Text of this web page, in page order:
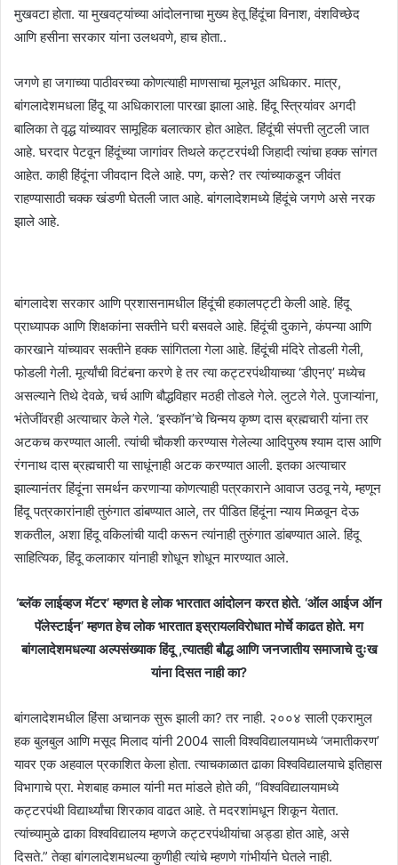
मुखवटा होता. या मुखवट्यांच्या आंदोलनाचा मुख्य हेतू हिंदूंचा विनाश, वंशविच्छेद
आणि हसीना सरकार यांना उलथवणे, हाच होता..
जगणे हा जगाच्या पाठीवरच्या कोणत्याही माणसाचा मूलभूत अधिकार. मात्र,
बांगलादेशमधला हिंदू या अधिकाराला पारखा झाला आहे. हिंदू स्त्रियांवर अगदी
बालिका ते वृद्ध यांच्यावर सामूहिक बलात्कार होत आहेत. हिंदूंची संपत्ती लुटली जात
आहे. घरदार पेटवून हिंदूंच्या जागांवर तिथले कट्टरपंथी जिहादी त्यांचा हक्क सांगत
आहेत. काही हिंदूंना जीवदान दिले आहे. पण, कसे? तर त्यांच्याकडून जीवंत
राहण्यासाठी चक्क खंडणी घेतली जात आहे. बांगलादेशमध्ये हिंदूंचे जगणे असे नरक
झाले आहे.
बांगलादेश सरकार आणि प्रशासनामधील हिंदूंची हकालपट्टी केली आहे. हिंदू
प्राध्यापक आणि शिक्षकांना सक्तीने घरी बसवले आहे. हिंदूंची दुकाने, कंपन्या आणि
कारखाने यांच्यावर सक्तीने हक्क सांगितला गेला आहे. हिंदूंची मंदिरे तोडली गेली,
फोडली गेली. मूर्त्यांची विटंबना करणे हे तर त्या कट्टरपंथीयाच्या ‘डीएनए’ मध्येच
असल्याने तिथे देवळे, चर्च आणि बौद्धविहार मठही तोडले गेले. लुटले गेले. पुजाऱ्यांना,
भंतेजींवरही अत्याचार केले गेले. ‘इस्कॉन’चे चिन्मय कृष्ण दास ब्रह्मचारी यांना तर
अटकच करण्यात आली. त्यांची चौकशी करण्यास गेलेल्या आदिपुरुष श्याम दास आणि
रंगनाथ दास ब्रह्मचारी या साधूंनाही अटक करण्यात आली. इतका अत्याचार
झाल्यानंतर हिंदूंना समर्थन करणाऱ्या कोणत्याही पत्रकाराने आवाज उठवू नये, म्हणून
हिंदू पत्रकारांनाही तुरुंगात डांबण्यात आले, तर पीडित हिंदूंना न्याय मिळवून देऊ
शकतील, अशा हिंदू वकिलांची यादी करून त्यांनाही तुरुंगात डांबण्यात आले. हिंदू
साहित्यिक, हिंदू कलाकार यांनाही शोधून शोधून मारण्यात आले.
‘ब्लॅक लाईव्हज मॅटर’ म्हणत हे लोक भारतात आंदोलन करत होते. ‘ऑल आईज ऑन
पॅलेस्टाईन’ म्हणत हेच लोक भारतात इस्रायलविरोधात मोर्चे काढत होते. मग
बांगलादेशमधल्या अल्पसंख्याक हिंदू ,त्यातही बौद्ध आणि जनजातीय समाजाचे दुःख
यांना दिसत नाही का?
बांगलादेशमधील हिंसा अचानक सुरू झाली का? तर नाही. २००४ साली एकरामुल
हक बुलबुल आणि मसूद मिलाद यांनी 2004 साली विश्वविद्यालयामध्ये ‘जमातीकरण’
यावर एक अहवाल प्रकाशित केला होता. त्याचकाळात ढाका विश्वविद्यालयाचे इतिहास
विभागाचे प्रा. मेशबाह कमाल यांनी मत मांडले होते की, “विश्वविद्यालयामध्ये
कट्टरपंथी विद्यार्थ्यांचा शिरकाव वाढत आहे. ते मदरशांमधून शिकून येतात.
त्यांच्यामुळे ढाका विश्वविद्यालय म्हणजे कट्टरपंथीयांचा अड्डा होत आहे, असे
दिसते.” तेव्हा बांगलादेशमधल्या कुणीही त्यांचे म्हणणे गांभीर्याने घेतले नाही.